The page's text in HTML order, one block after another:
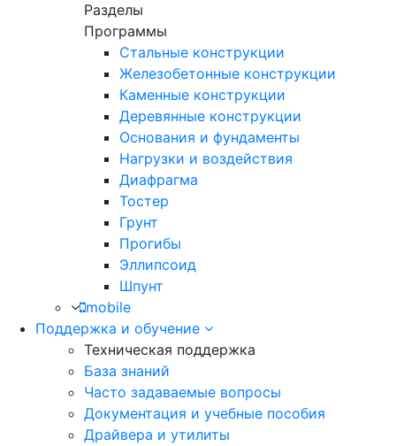
Разделы
Программы
Стальные конструкции
Железобетонные конструкции
Каменные конструкции
Деревянные конструкции
Основания и фундаменты
Нагрузки и воздействия
Диафрагма
Тостер
Грунт
Прогибы
Эллипсоид
Шпунт
mobile
Поддержка и обучение
Техническая поддержка
База знаний
Часто задаваемые вопросы
Документация и учебные пособия
Драйвера и утилиты